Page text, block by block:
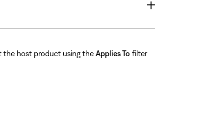
the host product using the Applies To filter